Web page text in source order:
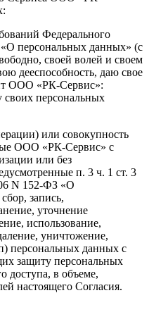
Федерального
персональных данных» (с
своей волей и своем
дееспособность, даю свое
ООО «РК-Сервис»:
своих персональных
или совокупность
ООО «РК-Сервис» с
или без
п. 3 ч. 1 ст. 3
N 152-ФЗ «О
запись,
уточнение
использование,
уничтожение,
персональных данных с
защиту персональных
доступа, в объеме,
настоящего Согласия.